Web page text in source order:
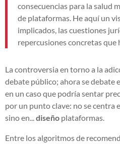
consecuencias para la salud
de plataformas. He aquí un
implicados, las cuestiones
repercusiones concretas que
La controversia en torno a la
debate público; ahora se debate
en un caso que podría sentar
por un punto clave: no se centra
sino en... diseño plataformas.
Entre los algoritmos de